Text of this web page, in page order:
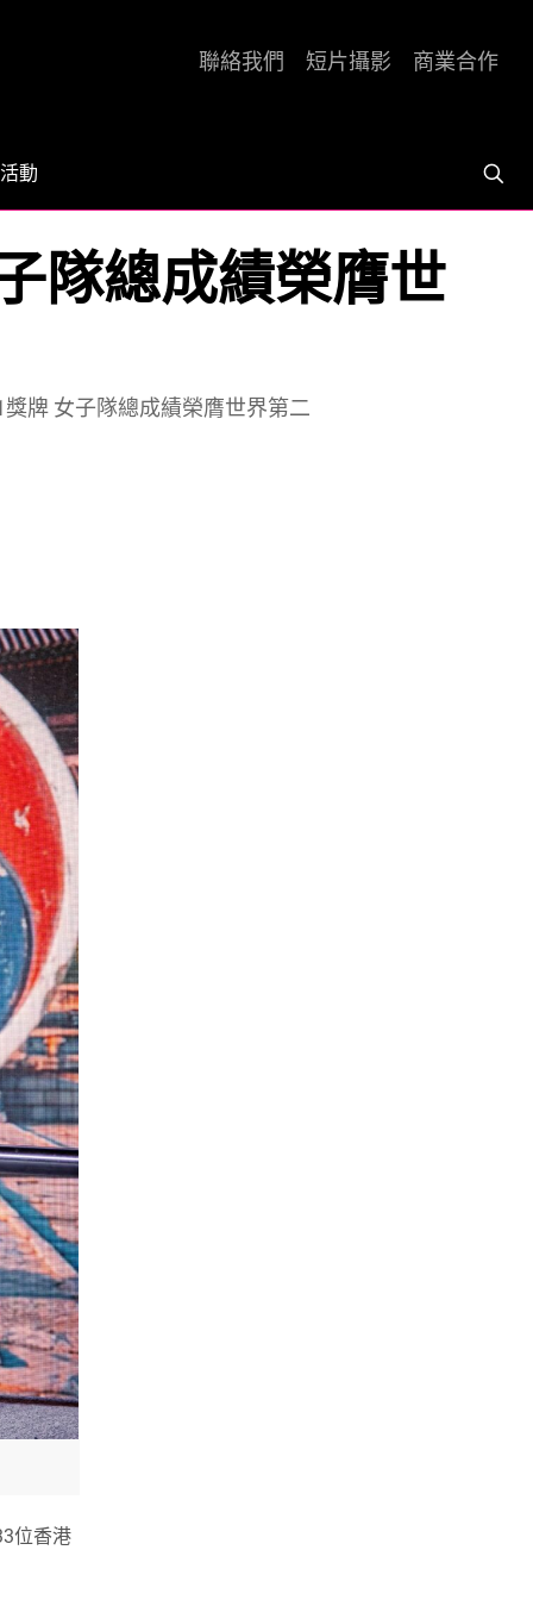
活動
聯絡我們 短片攝影 商業合作
隊總成績榮膺世
牌 女子隊總成績榮膺世界第二
位香港